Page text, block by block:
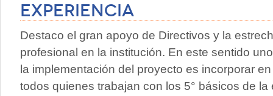
Experiencia
Destaco el gran apoyo de Directivos y la
profesional en la institución. En este sentido
la implementación del proyecto es incorporar
todos quienes trabajan con los 5° básicos de la